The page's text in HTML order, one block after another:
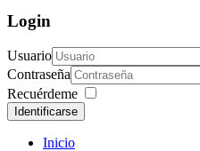
Login
Usuario
Contraseña
Recuérdeme
Identificarse
Inicio